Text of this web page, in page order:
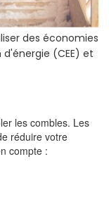
des économies
(CEE) et
les combles. Les
réduire votre
compte :